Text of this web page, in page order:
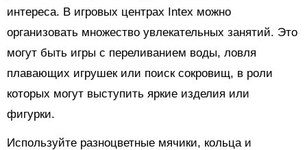
интереса. В игровых центрах Intex можно
организовать множество увлекательных занятий. Это
могут быть игры с переливанием воды, ловля
плавающих игрушек или поиск сокровищ, в роли
которых могут выступить яркие изделия или
фигурки.
Используйте разноцветные мячики, кольца и